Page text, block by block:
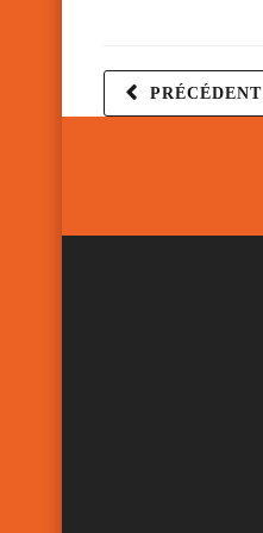
PRÉCÉDENT